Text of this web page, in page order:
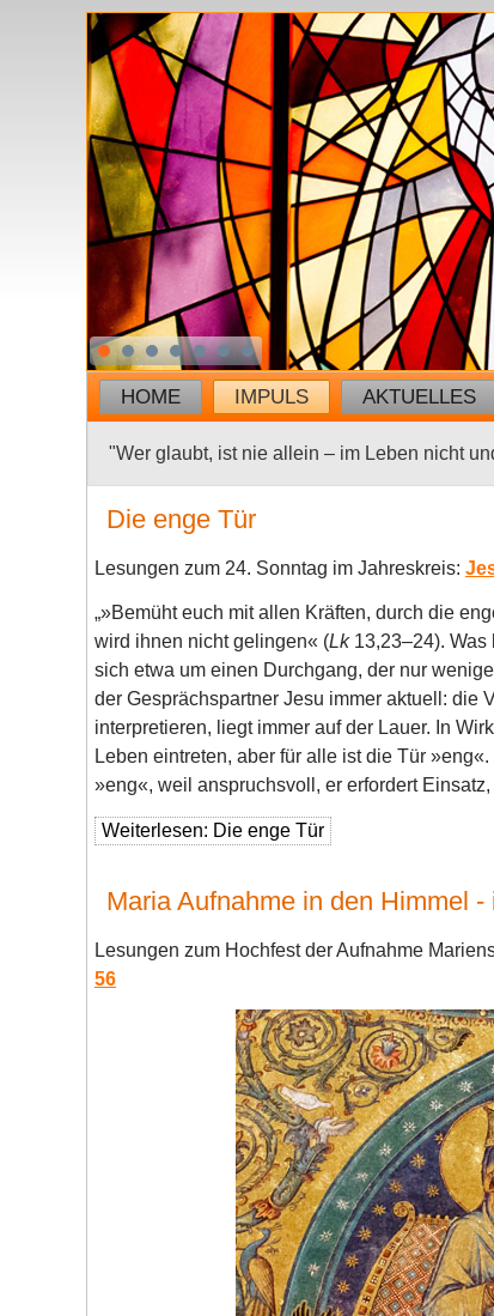
HOME IMPULS AKTUELLES
"Wer glaubt, ist nie allein – im Leben nicht
Die enge Tür
Lesungen zum 24. Sonntag im Jahreskreis:
„»Bemüht euch mit allen Kräften, durch die
wird ihnen nicht gelingen« (Lk13,23–24). Was
sich etwa um einen Durchgang, der nur
der Gesprächspartner Jesu immer aktuell: die
interpretieren, liegt immer auf der Lauer. In
Leben eintreten, aber für alle ist die Tür
»eng«, weil anspruchsvoll, er erfordert
Weiterlesen: Die enge Tür
Maria Aufnahme in den Himmel
Lesungen zum Hochfest der Aufnahme
56